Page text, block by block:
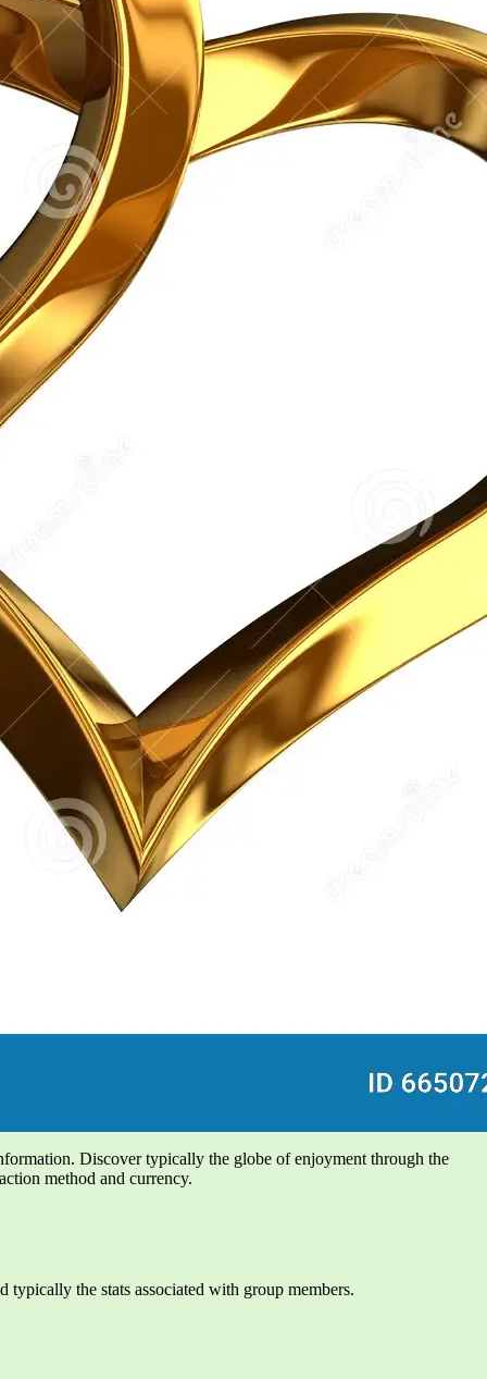
Discover typically the globe of enjoyment through the
method and currency.
the stats associated with group members.